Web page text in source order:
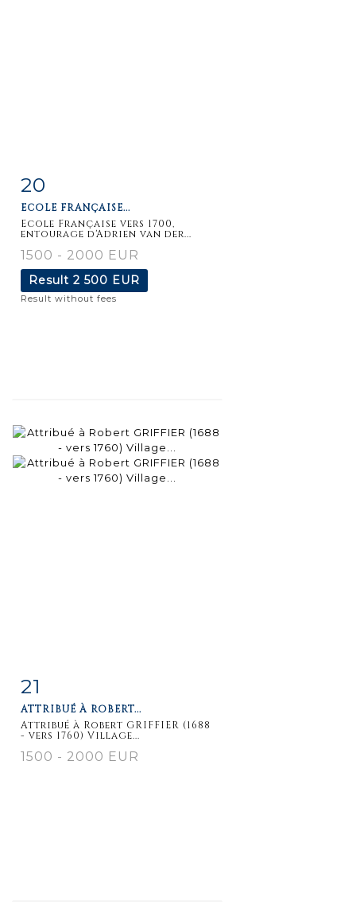
Item detail
20
ECOLE FRANÇAISE...
Ecole Française vers 1700,
entourage d'Adrien van der...
1500 - 2000 EUR
Result 2 500 EUR
Result without fees
Item detail
21
ATTRIBUÉ À ROBERT...
Attribué à Robert GRIFFIER (1688
- vers 1760) Village...
1500 - 2000 EUR